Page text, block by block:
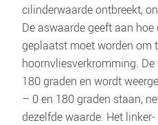
cilinderwaarde ontbreekt,
De aswaarde geeft aan
geplaatst moet worden om
hoornvliesverkromming.
180 graden en wordt
– 0 en 180 graden staan,
dezelfde waarde. Het